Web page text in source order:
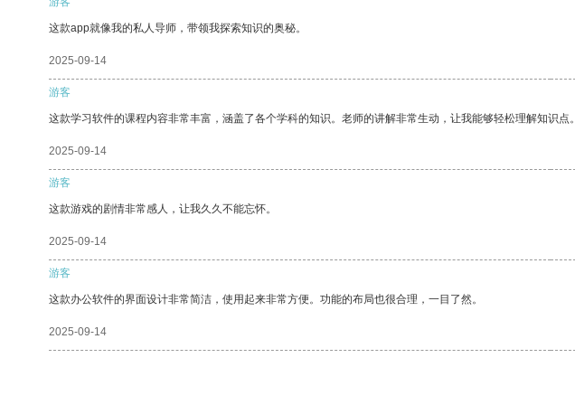
这款app就像我的私人导师，带领我探索知识的奥秘。
2025-09-14
游客
这款学习软件的课程内容非常丰富，涵盖了各个学科的知识。老师的讲解非常生动，让我能够轻松理解知识点。
2025-09-14
游客
这款游戏的剧情非常感人，让我久久不能忘怀。
2025-09-14
游客
这款办公软件的界面设计非常简洁，使用起来非常方便。功能的布局也很合理，一目了然。
2025-09-14